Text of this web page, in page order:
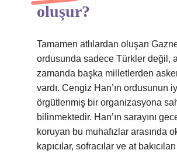
oluşur?
Tamamen atlılardan oluşan
ordusunda sadece Türkler değil,
zamanda başka milletlerden
vardı. Cengiz Han’ın ordusunun
örgütlenmiş bir organizasyona
bilinmektedir. Han’ın sarayını
koruyan bu muhafızlar arasında
kapıcılar, sofracılar ve at